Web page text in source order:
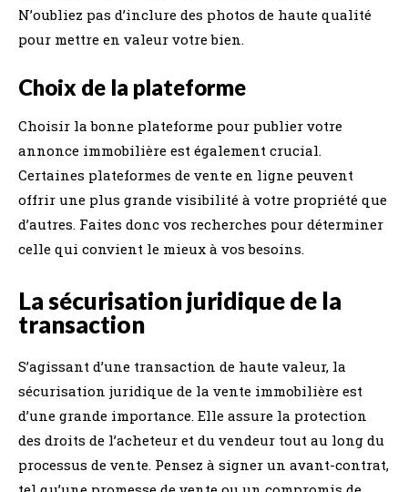
N’oubliez pas d’inclure des photos de haute qualité
pour mettre en valeur votre bien.
Choix de la plateforme
Choisir la bonne plateforme pour publier votre
annonce immobilière est également crucial.
Certaines plateformes de vente en ligne peuvent
offrir une plus grande visibilité à votre propriété que
d’autres. Faites donc vos recherches pour déterminer
celle qui convient le mieux à vos besoins.
La sécurisation juridique de la
transaction
S’agissant d’une transaction de haute valeur, la
sécurisation juridique de la vente immobilière est
d’une grande importance. Elle assure la protection
des droits de l’acheteur et du vendeur tout au long du
processus de vente. Pensez à signer un avant-contrat,